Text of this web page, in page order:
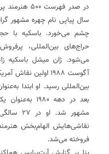
سال پیاپی نام چهره مشهور
حراج‌های بین‌المللی،
آگوست ۱۹۸۸ اولین
بین‌المللی رسید. او ابتدا
بعد در دهه
مشهور
نقاشی‌هایش الهام‌بخش
فروخته می‌شد.